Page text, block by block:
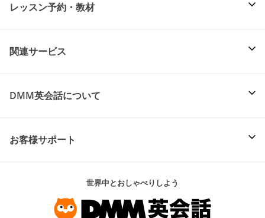
レッスン予約・教材
関連サービス
DMM英会話について
お客様サポート
世界中とおしゃべりしよう